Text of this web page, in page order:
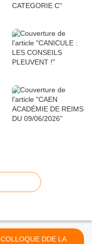
COLLOQUE DDE LA